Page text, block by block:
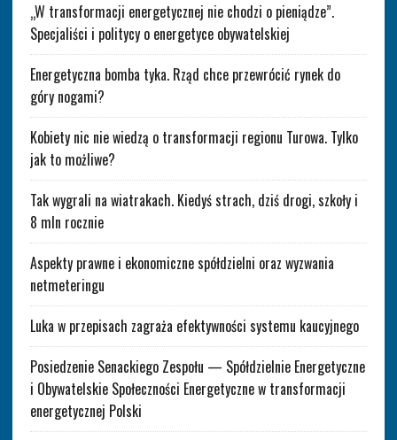
„W transformacji energetycznej nie chodzi o pieniądze”.
Specjaliści i politycy o energetyce obywatelskiej
Energetyczna bomba tyka. Rząd chce przewrócić rynek do
góry nogami?
Kobiety nic nie wiedzą o transformacji regionu Turowa. Tylko
jak to możliwe?
Tak wygrali na wiatrakach. Kiedyś strach, dziś drogi, szkoły i
8 mln rocznie
Aspekty prawne i ekonomiczne spółdzielni oraz wyzwania
netmeteringu
Luka w przepisach zagraża efektywności systemu kaucyjnego
Posiedzenie Senackiego Zespołu — Spółdzielnie Energetyczne
i Obywatelskie Społeczności Energetyczne w transformacji
energetycznej Polski